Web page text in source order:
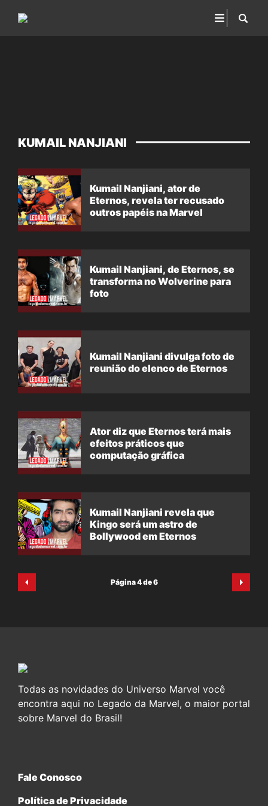
KUMAIL NANJIANI
Kumail Nanjiani, ator de
Eternos, revela ter recusado
outros papéis na Marvel
Kumail Nanjiani, de Eternos, se
transforma no Wolverine para
foto
Kumail Nanjiani divulga foto de
reunião do elenco de Eternos
Ator diz que Eternos terá mais
efeitos práticos que
computação gráfica
Kumail Nanjiani revela que
Kingo será um astro de
Bollywood em Eternos
Página 4 de 6
Todas as novidades do Universo Marvel você
encontra aqui no Legado da Marvel, o maior portal
sobre Marvel do Brasil!
Fale Conosco
Política de Privacidade